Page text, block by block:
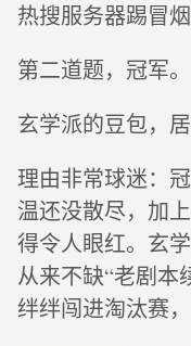
热搜服务器踢冒烟
第二道题，冠军。
玄学派的豆包，
理由非常球迷：
温还没散尽，加
得令人眼红。玄
从来不缺“老剧本
绊绊闯进淘汰赛